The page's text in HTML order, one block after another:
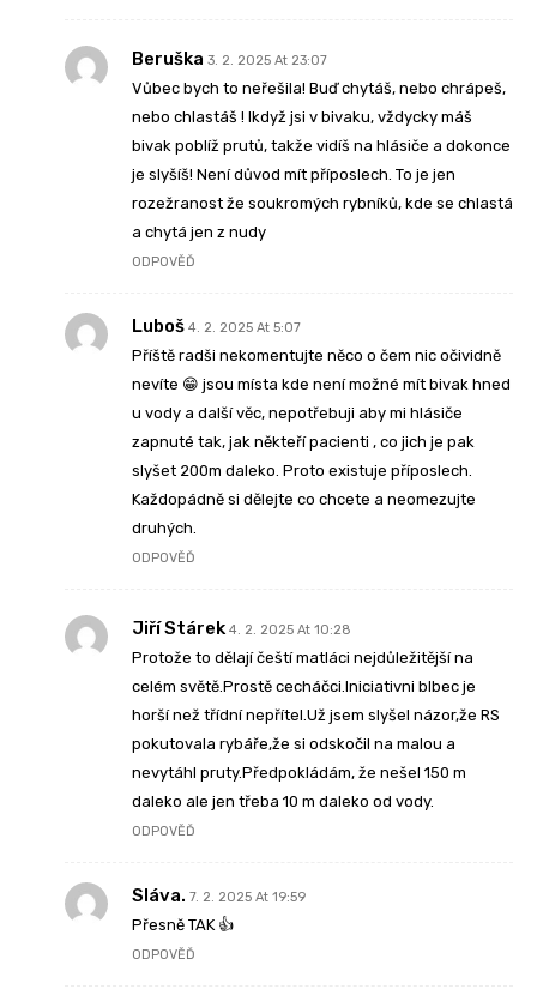
Beruška 3. 2. 2025 At 23:07
Vůbec bych to neřešila! Buď chytáš, nebo chrápeš,
nebo chlastáš ! Ikdyž jsi v bivaku, vždycky máš
bivak poblíž prutů, takže vidíš na hlásiče a dokonce
je slyšíš! Není důvod mít příposlech. To je jen
rozežranost že soukromých rybníků, kde se chlastá
a chytá jen z nudy
ODPOVĚĎ
Luboš 4. 2. 2025 At 5:07
Příště radši nekomentujte něco o čem nic očividně
nevíte 😁 jsou místa kde není možné mít bivak hned
u vody a další věc, nepotřebuji aby mi hlásiče
zapnuté tak, jak někteří pacienti , co jich je pak
slyšet 200m daleko. Proto existuje příposlech.
Každopádně si dělejte co chcete a neomezujte
druhých.
ODPOVĚĎ
Jiří Stárek 4. 2. 2025 At 10:28
Protože to dělají čeští matláci nejdůležitější na
celém světě.Prostě cecháčci.Iniciativni blbec je
horší než třídní nepřítel.Už jsem slyšel názor,že RS
pokutovala rybáře,že si odskočil na malou a
nevytáhl pruty.Předpokládám, že nešel 150 m
daleko ale jen třeba 10 m daleko od vody.
ODPOVĚĎ
Sláva. 7. 2. 2025 At 19:59
Přesně TAK 👍
ODPOVĚĎ